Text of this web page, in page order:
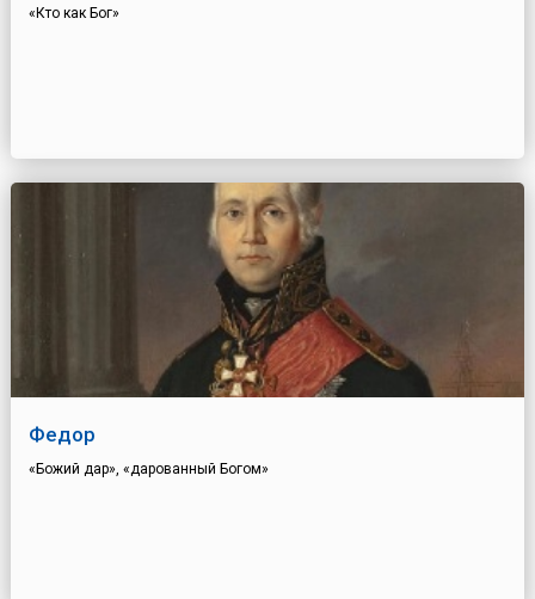
«Кто как Бог»
Федор
«Божий дар», «дарованный Богом»